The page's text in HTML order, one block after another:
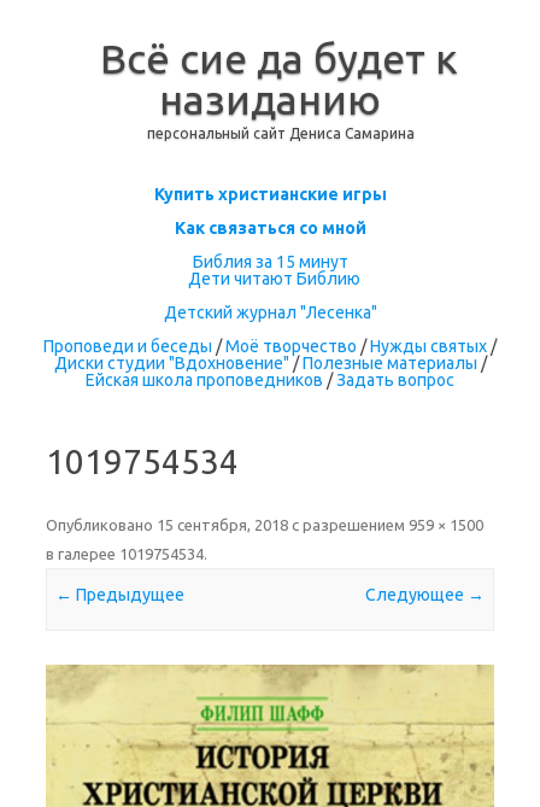
Всё сие да будет к
назиданию
персональный сайт Дениса Самарина
Перейти к содержимому
Купить христианские игры
Как связаться со мной
Библия за 15 минут
Дети читают Библию
Детский журнал "Лесенка"
Проповеди и беседы /Моё творчество /Нужды святых /
Диски студии "Вдохновение" /Полезные материалы /
Ейская школа проповедников /Задать вопрос
1019754534
Опубликовано 15 сентября, 2018 с разрешением 959 × 1500
в галерее 1019754534.
← Предыдущее Следующее →